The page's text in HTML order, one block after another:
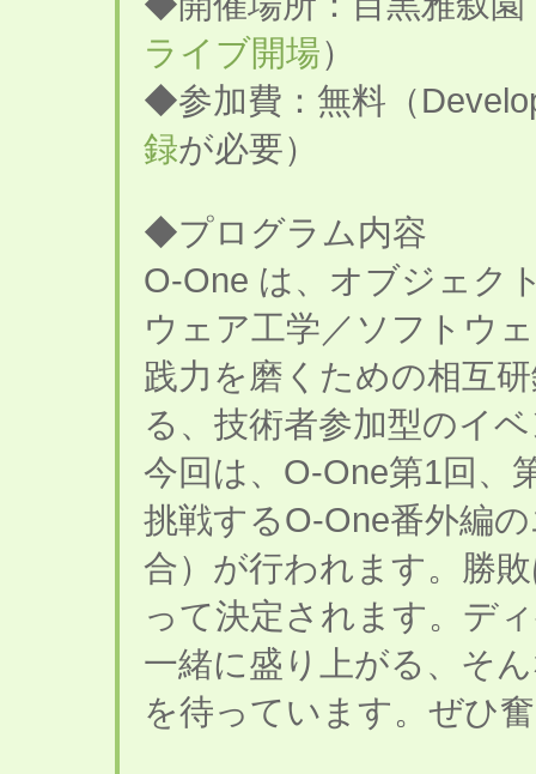
ライブ開場）
◆参加費：無料（
録が必要）
◆プログラム内容
O-One は、オブジェク
ウェア工学／ソフトウ
践力を磨くための相互
る、技術者参加型のイ
今回は、O-One第1回、
挑戦するO-One番外編
合）が行われます。勝
って決定されます。デ
一緒に盛り上がる、そ
を待っています。ぜひ